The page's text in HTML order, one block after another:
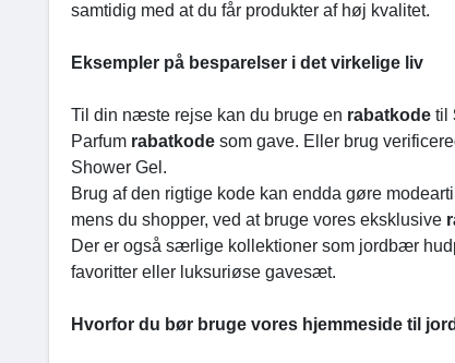
samtidig med at du får produkter af høj kvalitet.
Eksempler på besparelser i det virkelige liv
Til din næste rejse kan du bruge en rabatkode til
Parfum rabatkode som gave. Eller brug
Shower Gel.
Brug af den rigtige kode kan endda gøre
mens du shopper, ved at bruge vores eksklusive
Der er også særlige kollektioner som jordbær
favoritter eller luksuriøse gavesæt.
Hvorfor du bør bruge vores hjemmeside til